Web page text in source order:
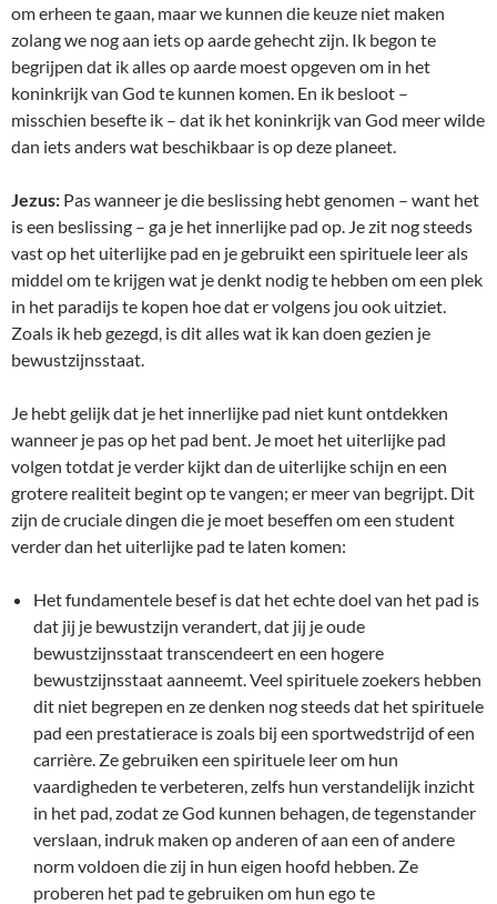
om erheen te gaan, maar we kunnen die keuze niet maken
zolang we nog aan iets op aarde gehecht zijn. Ik begon te
begrijpen dat ik alles op aarde moest opgeven om in het
koninkrijk van God te kunnen komen. En ik besloot –
misschien besefte ik – dat ik het koninkrijk van God meer wilde
dan iets anders wat beschikbaar is op deze planeet.
Jezus: Pas wanneer je die beslissing hebt genomen – want het
is een beslissing – ga je het innerlijke pad op. Je zit nog steeds
vast op het uiterlijke pad en je gebruikt een spirituele leer als
middel om te krijgen wat je denkt nodig te hebben om een plek
in het paradijs te kopen hoe dat er volgens jou ook uitziet.
Zoals ik heb gezegd, is dit alles wat ik kan doen gezien je
bewustzijnsstaat.
Je hebt gelijk dat je het innerlijke pad niet kunt ontdekken
wanneer je pas op het pad bent. Je moet het uiterlijke pad
volgen totdat je verder kijkt dan de uiterlijke schijn en een
grotere realiteit begint op te vangen; er meer van begrijpt. Dit
zijn de cruciale dingen die je moet beseffen om een student
verder dan het uiterlijke pad te laten komen:
Het fundamentele besef is dat het echte doel van het pad is
dat jij je bewustzijn verandert, dat jij je oude
bewustzijnsstaat transcendeert en een hogere
bewustzijnsstaat aanneemt. Veel spirituele zoekers hebben
dit niet begrepen en ze denken nog steeds dat het spirituele
pad een prestatierace is zoals bij een sportwedstrijd of een
carrière. Ze gebruiken een spirituele leer om hun
vaardigheden te verbeteren, zelfs hun verstandelijk inzicht
in het pad, zodat ze God kunnen behagen, de tegenstander
verslaan, indruk maken op anderen of aan een of andere
norm voldoen die zij in hun eigen hoofd hebben. Ze
proberen het pad te gebruiken om hun ego te